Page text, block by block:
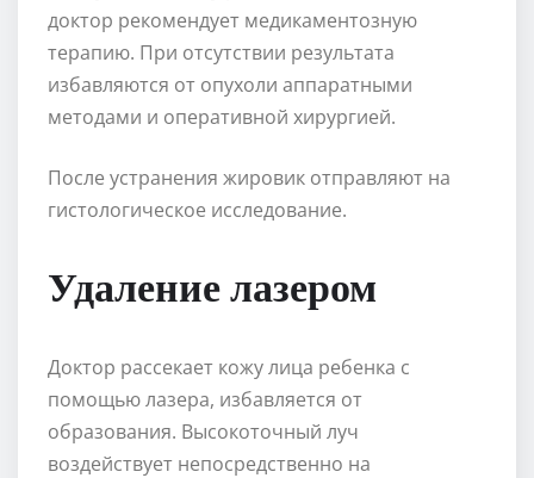
доктор рекомендует медикаментозную
терапию. При отсутствии результата
избавляются от опухоли аппаратными
методами и оперативной хирургией.
После устранения жировик отправляют на
гистологическое исследование.
Удаление лазером
Доктор рассекает кожу лица ребенка с
помощью лазера, избавляется от
образования. Высокоточный луч
воздействует непосредственно на